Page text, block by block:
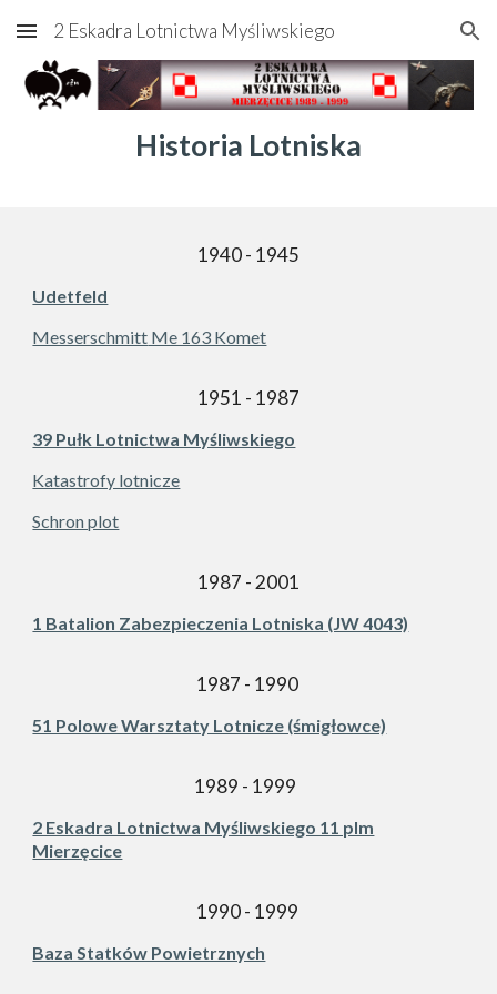
Skip to main content Skip to navigation
2 Eskadra Lotnictwa Myśliwskiego
Historia Lotniska
1940 - 1945
Udetfeld
Messerschmitt Me 163 Komet
1951 - 1987
39 Pułk Lotnictwa Myśliwskiego
Katastrofy lotnicze
Schron plot
1987 - 2001
1 Batalion Zabezpieczenia Lotniska (JW 4043)
1987 - 1990
51 Polowe Warsztaty Lotnicze (śmigłowce)
1989 - 1999
2 Eskadra Lotnictwa Myśliwskiego 11 plm
Mierzęcice
1990 - 1999
Baza Statków Powietrznych